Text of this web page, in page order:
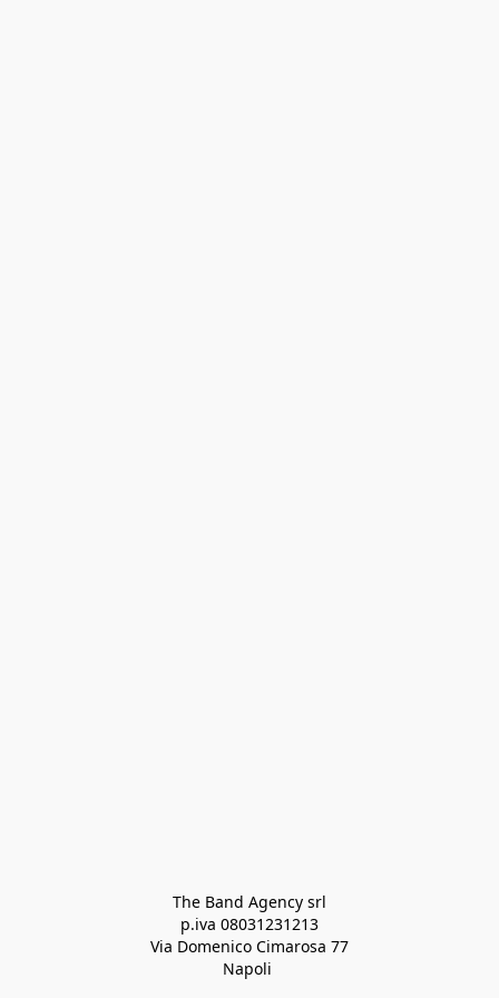
The Band Agency srl
p.iva 08031231213
Via Domenico Cimarosa 77
Napoli